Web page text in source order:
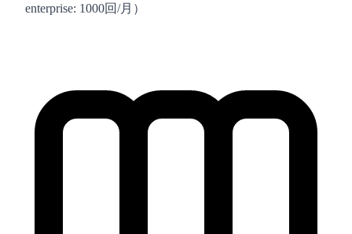
enterprise: 1000回/月）